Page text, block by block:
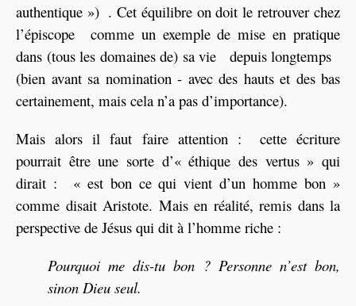
authentique ») . Cet équilibre on doit le retrouver chez
l’épiscope comme un exemple de mise en pratique
dans (tous les domaines de) sa vie depuis longtemps
(bien avant sa nomination - avec des hauts et des bas
certainement, mais cela n’a pas d’importance).
Mais alors il faut faire attention : cette écriture
pourrait être une sorte d’« éthique des vertus » qui
dirait : « est bon ce qui vient d’un homme bon »
comme disait Aristote. Mais en réalité, remis dans la
perspective de Jésus qui dit à l’homme riche :
Pourquoi me dis-tu bon ? Personne n’est bon,
sinon Dieu seul.